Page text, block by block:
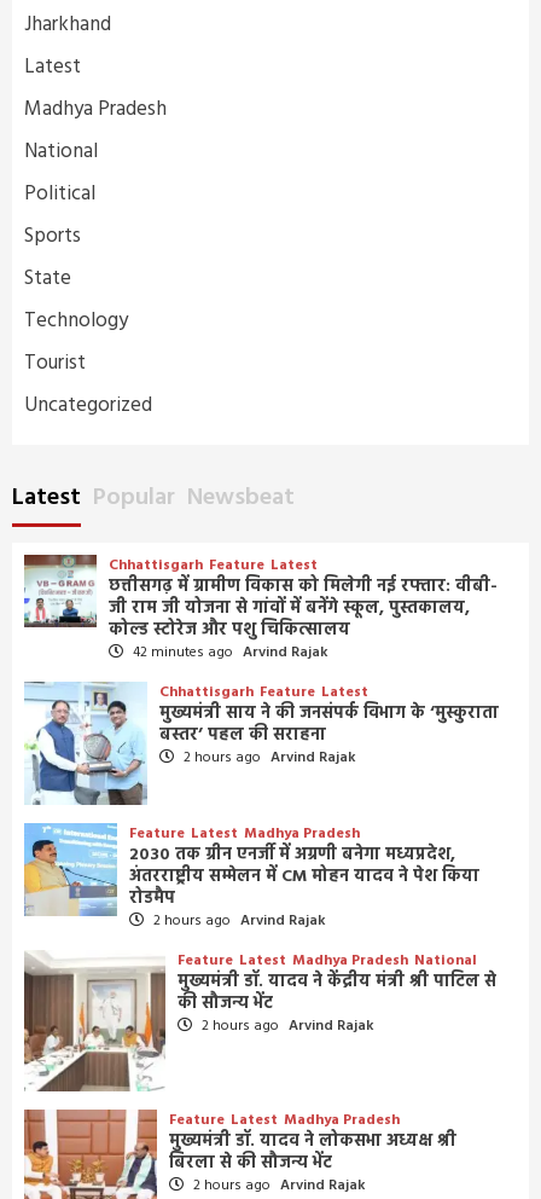
Jharkhand
Latest
Madhya Pradesh
National
Political
Sports
State
Technology
Tourist
Uncategorized
Latest Popular Newsbeat
Chhattisgarh Feature Latest
छत्तीसगढ़ में ग्रामीण विकास को मिलेगी नई रफ्तार: वीबी-
जी राम जी योजना से गांवों में बनेंगे स्कूल, पुस्तकालय,
कोल्ड स्टोरेज और पशु चिकित्सालय
42 minutes ago Arvind Rajak
Chhattisgarh Feature Latest
मुख्यमंत्री साय ने की जनसंपर्क विभाग के ‘मुस्कुराता
बस्तर’ पहल की सराहना
2 hours ago Arvind Rajak
Feature Latest Madhya Pradesh
2030 तक ग्रीन एनर्जी में अग्रणी बनेगा मध्यप्रदेश,
अंतरराष्ट्रीय सम्मेलन में CM मोहन यादव ने पेश किया
रोडमैप
2 hours ago Arvind Rajak
Feature Latest Madhya Pradesh National
मुख्यमंत्री डॉ. यादव ने केंद्रीय मंत्री श्री पाटिल से
की सौजन्य भेंट
2 hours ago Arvind Rajak
Feature Latest Madhya Pradesh
मुख्यमंत्री डॉ. यादव ने लोकसभा अध्यक्ष श्री
बिरला से की सौजन्य भेंट
2 hours ago Arvind Rajak